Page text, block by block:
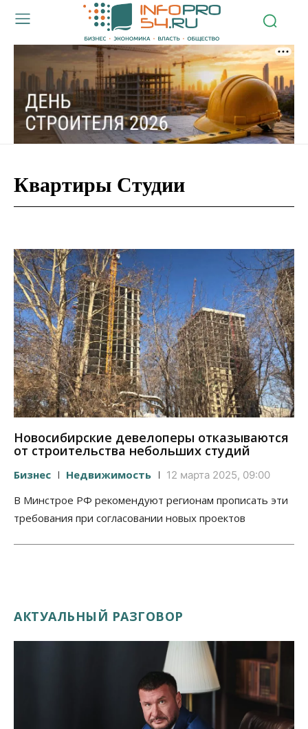
Квартиры Студии
Новосибирские девелоперы отказываются
от строительства небольших студий
Бизнес Недвижимость 12 марта 2025, 09:00
В Минстрое РФ рекомендуют регионам прописать эти
требования при согласовании новых проектов
АКТУАЛЬНЫЙ РАЗГОВОР